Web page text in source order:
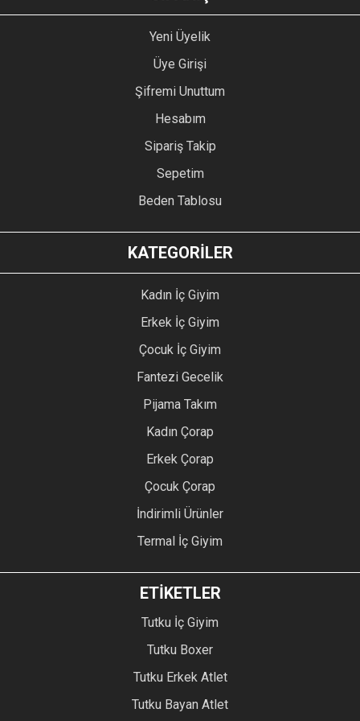
Yeni Üyelik
Üye Girişi
Şifremi Unuttum
Hesabım
Sipariş Takip
Sepetim
Beden Tablosu
KATEGORİLER
Kadın İç Giyim
Erkek İç Giyim
Çocuk İç Giyim
Fantezi Gecelik
Pijama Takım
Kadın Çorap
Erkek Çorap
Çocuk Çorap
İndirimli Ürünler
Termal İç Giyim
ETİKETLER
Tutku İç Giyim
Tutku Boxer
Tutku Erkek Atlet
Tutku Bayan Atlet